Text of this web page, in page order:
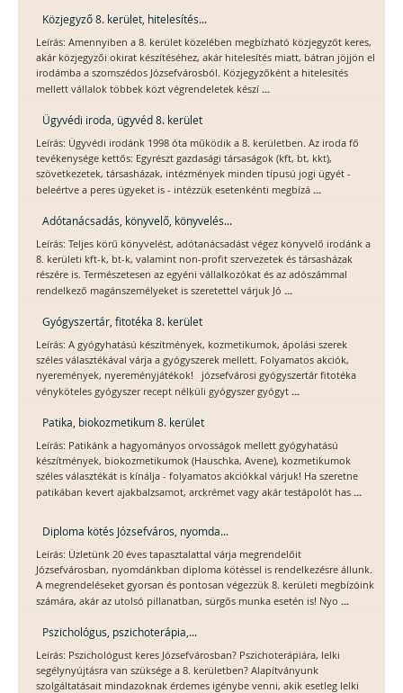
Közjegyző 8. kerület, hitelesítés...
Leírás: Amennyiben a 8. kerület közelében megbízható közjegyzőt keres,
akár közjegyzői okirat készítéséhez, akár hitelesítés miatt, bátran jöjjön el
irodámba a szomszédos Józsefvárosból. Közjegyzőként a hitelesítés
mellett vállalok többek közt végrendeletek készí ...
Ügyvédi iroda, ügyvéd 8. kerület
Leírás: Ügyvédi irodánk 1998 óta működik a 8. kerületben. Az iroda fő
tevékenysége kettős: Egyrészt gazdasági társaságok (kft, bt, kkt),
szövetkezetek, társasházak, intézmények minden típusú jogi ügyét -
beleértve a peres ügyeket is - intézzük esetenkénti megbízá ...
Adótanácsadás, könyvelő, könyvelés...
Leírás: Teljes körű könyvelést, adótanácsadást végez könyvelő irodánk a
8. kerületi kft-k, bt-k, valamint non-profit szervezetek és társasházak
részére is. Természetesen az egyéni vállalkozókat és az adószámmal
rendelkező magánszemélyeket is szeretettel várjuk Jó ...
Gyógyszertár, fitotéka 8. kerület
Leírás: A gyógyhatású készítmények, kozmetikumok, ápolási szerek
széles választékával várja a gyógyszerek mellett. Folyamatos akciók,
nyeremények, nyereményjátékok! józsefvárosi gyógyszertár fitotéka
vényköteles gyógyszer recept nélküli gyógyszer gyógyt ...
Patika, biokozmetikum 8. kerület
Leírás: Patikánk a hagyományos orvosságok mellett gyógyhatású
készítmények, biokozmetikumok (Hauschka, Avene), kozmetikumok
széles választékát is kínálja - folyamatos akciókkal várjuk! Ha szeretne
patikában kevert ajakbalzsamot, arckrémet vagy akár testápolót has ...
Diploma kötés Józsefváros, nyomda...
Leírás: Üzletünk 20 éves tapasztalattal várja megrendelőit
Józsefvárosban, nyomdánkban diploma kötéssel is rendelkezésre állunk.
A megrendeléseket gyorsan és pontosan végezzük 8. kerületi megbízóink
számára, akár az utolsó pillanatban, sürgős munka esetén is! Nyo ...
Pszichológus, pszichoterápia,...
Leírás: Pszichológust keres Józsefvárosban? Pszichoterápiára, lelki
segélynyújtásra van szüksége a 8. kerületben? Alapítványunk
szolgáltatásait mindazoknak érdemes igénybe venni, akik esetleg lelki